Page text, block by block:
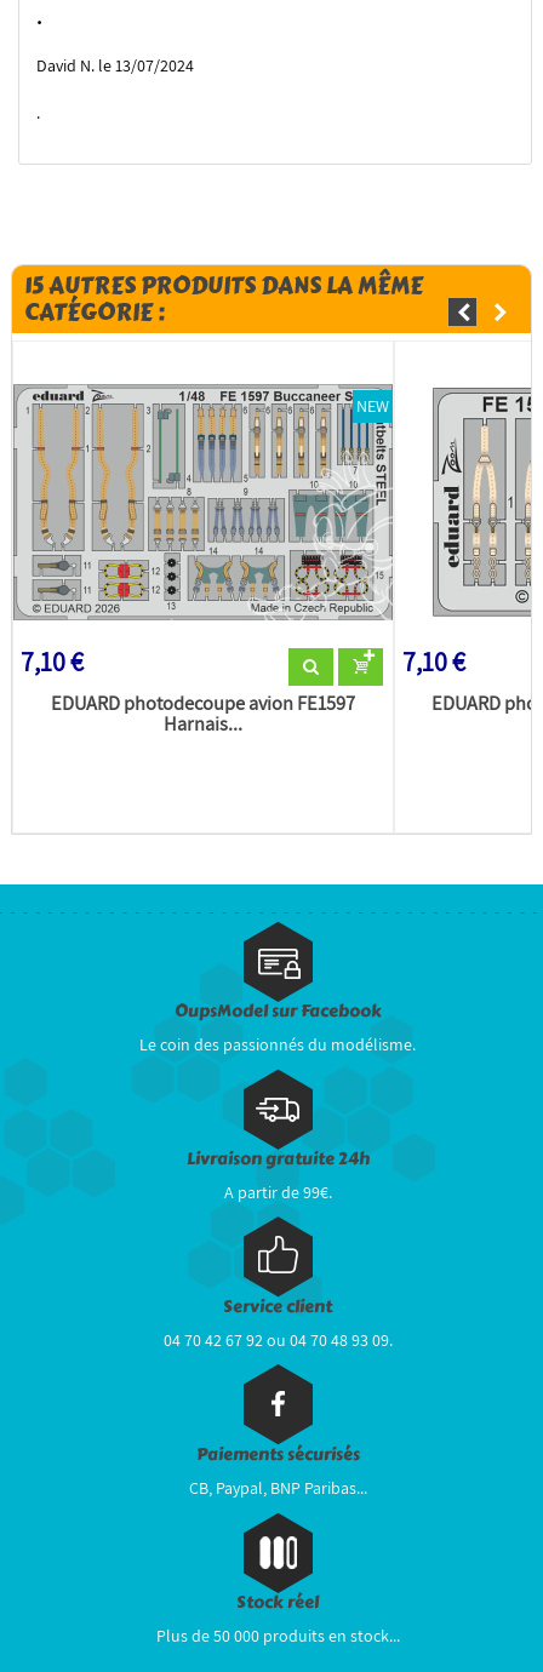
.
David N. le 13/07/2024
.
15 AUTRES PRODUITS DANS LA MÊME
CATÉGORIE :
NEW
7,10 €
EDUARD photodecoupe avion FE1597
Harnais...
7,10 €
EDUARD
OupsModel sur Facebook
Le coin des passionnés du modélisme.
Livraison gratuite 24h
A partir de 99€.
Service client
04 70 42 67 92 ou 04 70 48 93 09.
Paiements sécurisés
CB, Paypal, BNP Paribas...
Stock réel
Plus de 50 000 produits en stock...